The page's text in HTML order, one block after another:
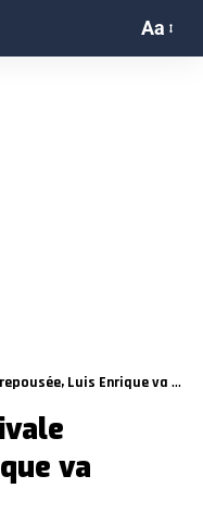
Aa
Luis Enrique va devoir bricoler
va